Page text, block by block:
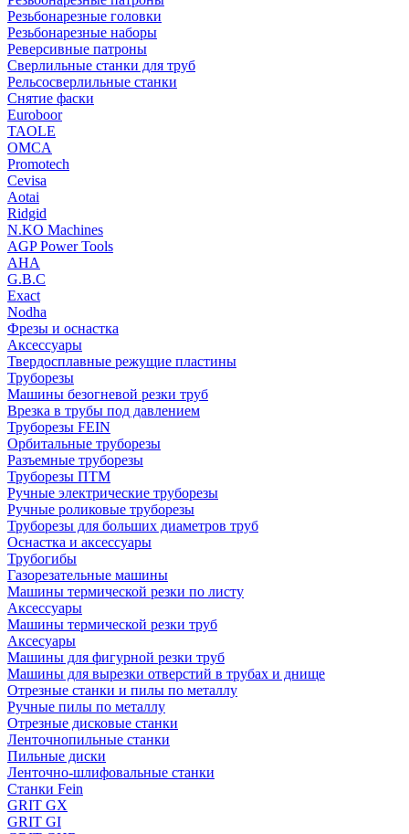
Резьбонарезные головки
Резьбонарезные наборы
Реверсивные патроны
Сверлильные станки для труб
Рельсосверлильные станки
Снятие фаски
Euroboor
TAOLE
OMCA
Promotech
Cevisa
Aotai
Ridgid
N.KO Machines
AGP Power Tools
AHA
G.B.C
Exact
Nodha
Фрезы и оснастка
Аксессуары
Твердосплавные режущие пластины
Труборезы
Машины безогневой резки труб
Врезка в трубы под давлением
Труборезы FEIN
Орбитальные труборезы
Разъемные труборезы
Труборезы ПТМ
Ручные электрические труборезы
Ручные роликовые труборезы
Труборезы для больших диаметров труб
Оснастка и аксессуары
Трубогибы
Газорезательные машины
Машины термической резки по листу
Аксессуары
Машины термической резки труб
Аксесуары
Машины для фигурной резки труб
Машины для вырезки отверстий в трубах и днище
Отрезные станки и пилы по металлу
Ручные пилы по металлу
Отрезные дисковые станки
Ленточнопильные станки
Пильные диски
Ленточно-шлифовальные станки
Станки Fein
GRIT GX
GRIT GI